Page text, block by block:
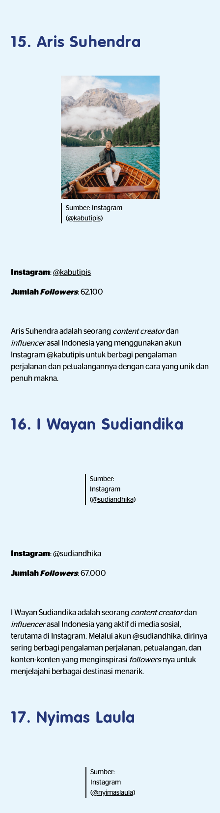
15. Aris Suhendra
Sumber: Instagram
(@kabutipis)
Instagram:@kabutipis
JumlahFollowers: 62.100
Aris Suhendra adalah seorang content creatordan
influencerasal Indonesia yang menggunakan akun
Instagram @kabutipis untuk berbagi pengalaman
perjalanan dan petualangannya dengan cara yang unik dan
penuh makna.
16. I Wayan Sudiandika
Sumber:
Instagram
(@sudiandhika)
Instagram:@sudiandhika
JumlahFollowers: 67.000
I Wayan Sudiandika adalah seorang content creatordan
influencerasal Indonesia yang aktif di media sosial,
terutama di Instagram. Melalui akun @sudiandhika, dirinya
sering berbagi pengalaman perjalanan, petualangan, dan
konten-konten yang menginspirasi followers-nya untuk
menjelajahi berbagai destinasi menarik.
17. Nyimas Laula
Sumber:
Instagram
(@nyimaslaula)